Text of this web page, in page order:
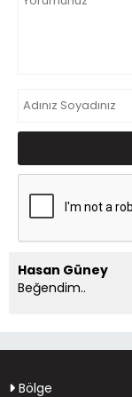
Hasan Güney
Beğendim..
Bölge